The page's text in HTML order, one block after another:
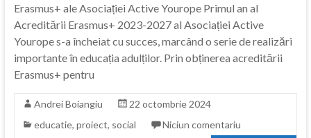
Erasmus+ ale Asociației Active Yourope Primul an al
Acreditării Erasmus+ 2023-2027 al Asociației Active
Yourope s-a încheiat cu succes, marcând o serie de realizări
importante în educația adulților. Prin obținerea acreditării
Erasmus+ pentru
Andrei Boiangiu
22 octombrie 2024
educatie, proiect, social
Niciun comentariu